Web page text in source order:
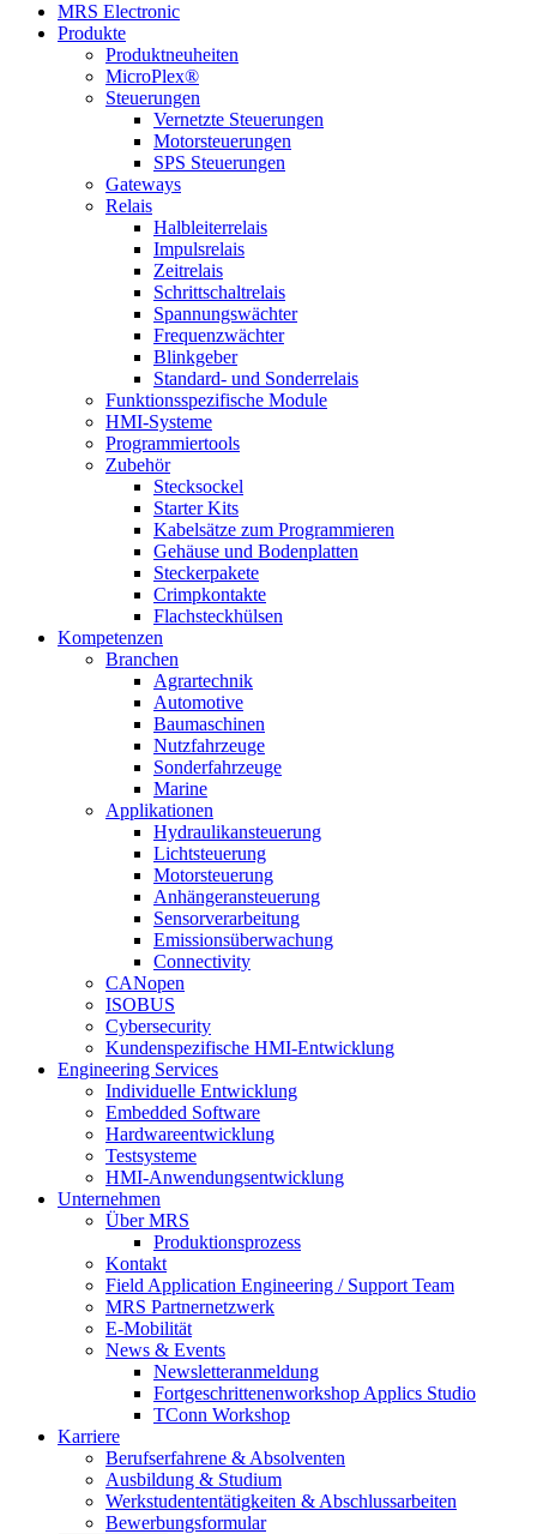
MRS Electronic
Produkte
Produktneuheiten
MicroPlex®
Steuerungen
Vernetzte Steuerungen
Motorsteuerungen
SPS Steuerungen
Gateways
Relais
Halbleiterrelais
Impulsrelais
Zeitrelais
Schrittschaltrelais
Spannungswächter
Frequenzwächter
Blinkgeber
Standard- und Sonderrelais
Funktionsspezifische Module
HMI-Systeme
Programmiertools
Zubehör
Stecksockel
Starter Kits
Kabelsätze zum Programmieren
Gehäuse und Bodenplatten
Steckerpakete
Crimpkontakte
Flachsteckhülsen
Kompetenzen
Branchen
Agrartechnik
Automotive
Baumaschinen
Nutzfahrzeuge
Sonderfahrzeuge
Marine
Applikationen
Hydraulikansteuerung
Lichtsteuerung
Motorsteuerung
Anhängeransteuerung
Sensorverarbeitung
Emissionsüberwachung
Connectivity
CANopen
ISOBUS
Cybersecurity
Kundenspezifische HMI-Entwicklung
Engineering Services
Individuelle Entwicklung
Embedded Software
Hardwareentwicklung
Testsysteme
HMI-Anwendungsentwicklung
Unternehmen
Über MRS
Produktionsprozess
Kontakt
Field Application Engineering / Support Team
MRS Partnernetzwerk
E-Mobilität
News & Events
Newsletteranmeldung
Fortgeschrittenenworkshop Applics Studio
TConn Workshop
Karriere
Berufserfahrene & Absolventen
Ausbildung & Studium
Werkstudententätigkeiten & Abschlussarbeiten
Bewerbungsformular